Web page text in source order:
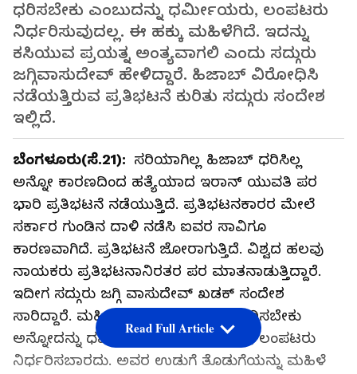
ಧರಿಸಬೇಕು ಎಂಬುದನ್ನು ಧರ್ಮೀಯರು, ಲಂಪಟರು
ನಿರ್ಧರಿಸುವುದಲ್ಲ. ಈ ಹಕ್ಕು ಮಹಿಳೆಗಿದೆ. ಇದನ್ನು
ಕಸಿಯುವ ಪ್ರಯತ್ನ ಅಂತ್ಯವಾಗಲಿ ಎಂದು ಸದ್ಗುರು
ಜಗ್ಗಿವಾಸುದೇವ್ ಹೇಳಿದ್ದಾರೆ. ಹಿಜಾಬ್ ವಿರೋಧಿಸಿ
ನಡೆಯತ್ತಿರುವ ಪ್ರತಿಭಟನೆ ಕುರಿತು ಸದ್ಗುರು ಸಂದೇಶ
ಇಲ್ಲಿದೆ.
ಬೆಂಗಳೂರು(ಸೆ.21): ಸರಿಯಾಗಿಲ್ಲ ಹಿಜಾಬ್ ಧರಿಸಿಲ್ಲ
ಅನ್ನೋ ಕಾರಣದಿಂದ ಹತ್ಯೆಯಾದ ಇರಾನ್ ಯುವತಿ ಪರ
ಭಾರಿ ಪ್ರತಿಭಟನೆ ನಡೆಯುತ್ತಿದೆ. ಪ್ರತಿಭಟನಕಾರರ ಮೇಲೆ
ಸರ್ಕಾರ ಗುಂಡಿನ ದಾಳಿ ನಡೆಸಿ ಐವರ ಸಾವಿಗೂ
ಕಾರಣವಾಗಿದೆ. ಪ್ರತಿಭಟನೆ ಜೋರಾಗುತ್ತಿದೆ. ವಿಶ್ವದ ಹಲವು
ನಾಯಕರು ಪ್ರತಿಭಟನಾನಿರತರ ಪರ ಮಾತನಾಡುತ್ತಿದ್ದಾರೆ.
ಇದೀಗ ಸದ್ಗುರು ಜಗ್ಗಿ ವಾಸುದೇವ್ ಖಡಕ್ ಸಂದೇಶ
ಸಾರಿದ್ದಾರೆ. ಮಹಿಳೆಯರು ಹೇಗೆ ಉಡುಪು ಧರಿಸಬೇಕು
ಅನ್ನೋದನ್ನು ಧರ್ಮ, ಧರ್ಮದ ಮುಖಂಡರು, ಲಂಪಟರು
ನಿರ್ಧರಿಸಬಾರದು. ಅವರ ಉಡುಗೆ ತೊಡುಗೆಯನ್ನು ಮಹಿಳೆ
Read Full Article